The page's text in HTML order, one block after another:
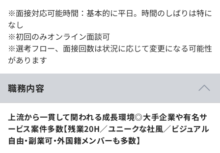
※面接対応可能時間：基本的に平日。時間のしばりは特に
なし
※初回のみオンライン面談可
※選考フロー、面接回数は状況に応じて変更になる可能性
があります
職務内容
上流から一貫して関われる成長環境◎大手企業や有名サ
ービス案件多数【残業20H／ユニークな社風／ビジュアル
自由・副業可・外国籍メンバーも多数】